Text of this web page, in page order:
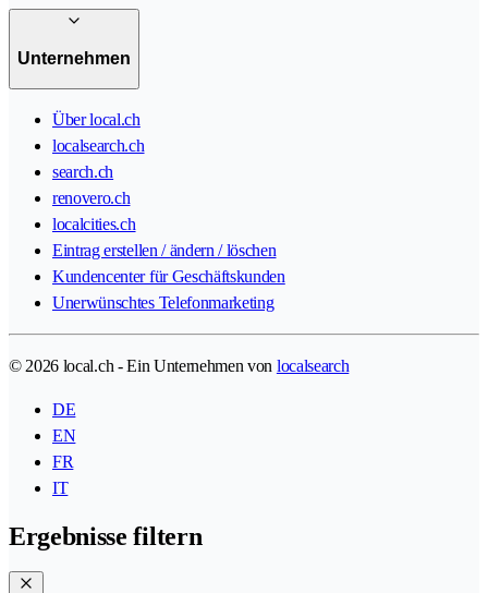
Unternehmen
Über local.ch
localsearch.ch
search.ch
renovero.ch
localcities.ch
Eintrag erstellen / ändern / löschen
Kundencenter für Geschäftskunden
Unerwünschtes Telefonmarketing
© 2026 local.ch - Ein Unternehmen von localsearch
DE
EN
FR
IT
Ergebnisse filtern